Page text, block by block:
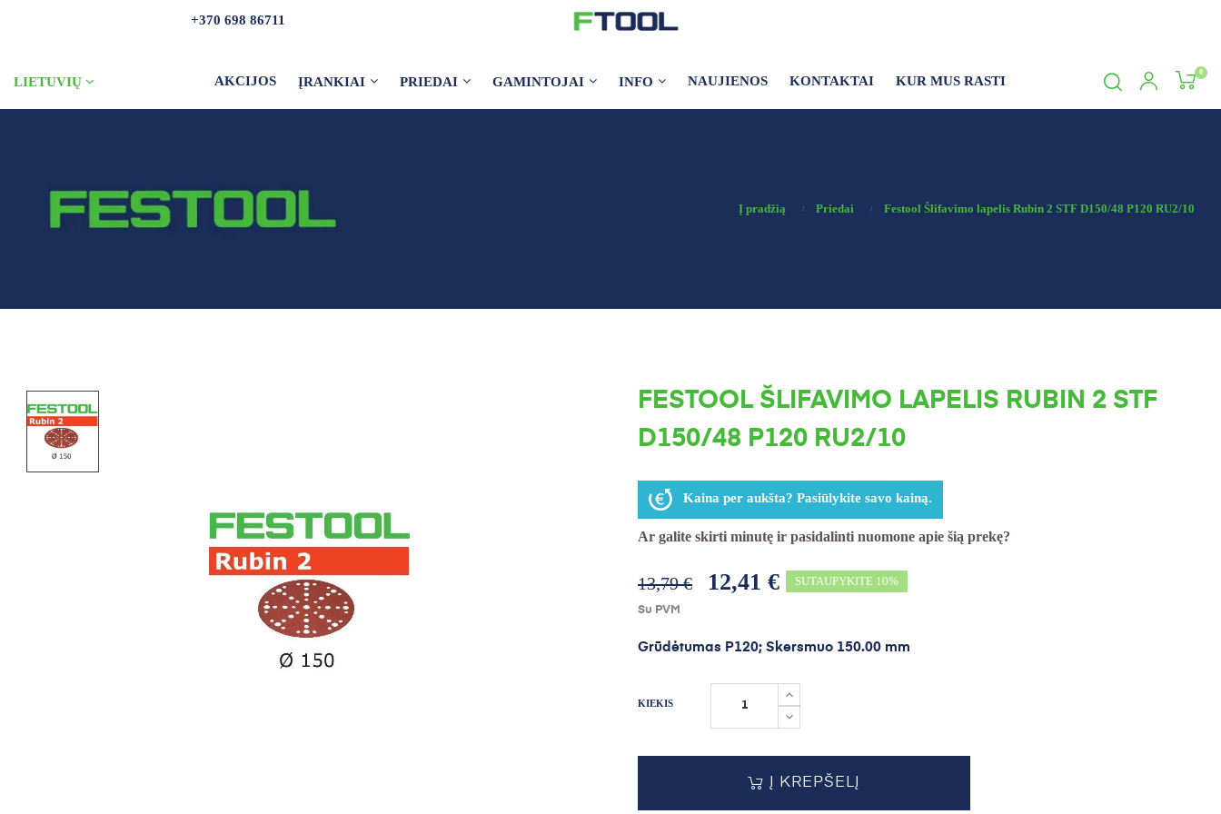
+370 698 86711
LIETUVIŲ AKCIJOS ĮRANKIAI PRIEDAI GAMINTOJAI INFO NAUJIENOS KONTAKTAI KUR MUS RASTI
0
Į pradžią Priedai Festool Šlifavimo lapelis Rubin 2 STF D150/48 P120 RU2/10
FESTOOL ŠLIFAVIMO LAPELIS RUBIN 2 STF
D150/48 P120 RU2/10
Kaina per aukšta? Pasiūlykite savo kainą.
Ar galite skirti minutę ir pasidalinti nuomone apie šią prekę?
13,79 € 12,41 € SUTAUPYKITE 10%
Su PVM
Grūdėtumas P120; Skersmuo 150.00 mm
KIEKIS
Į KREPŠELĮ